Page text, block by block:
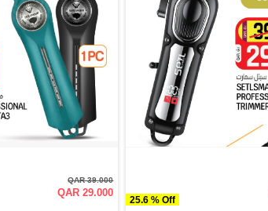
QAR 39.000
QAR 29.000
25.6 % Off